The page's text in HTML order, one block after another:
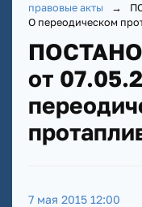
правовые акты
→
О переодическом
от
7 мая 2015 12:00